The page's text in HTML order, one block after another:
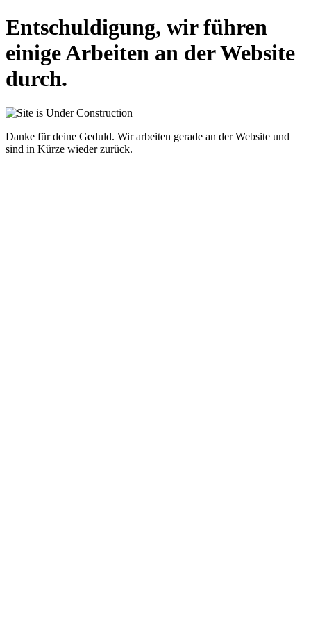
Entschuldigung, wir führen
einige Arbeiten an der Website
durch.
Danke für deine Geduld. Wir arbeiten gerade an der Website und
sind in Kürze wieder zurück.